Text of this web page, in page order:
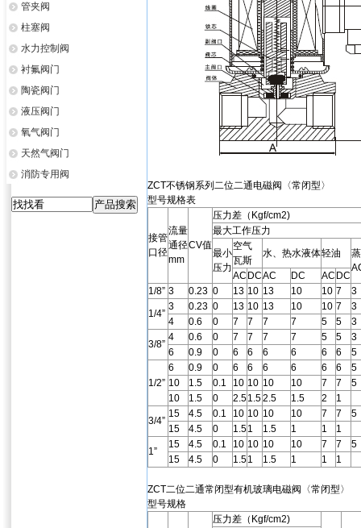
管夹阀
柱塞阀
水力控制阀
衬氟阀门
陶瓷阀门
液压阀门
氧气阀门
天然气阀门
消防专用阀
ZCT不锈钢系列二位二通电磁阀〈常闭型〉
型号规格表
接管
口径
流量
通径
mm
CV值
压力差（Kgf/cm2)
最大工作压力
最小
压力
空气
瓦斯
水、热水液体轻油
AC DCAC DC AC DC
1/8” 3 0.23 0 13 10 13 10 10 7
3
1/4”
3 0.23 0 13 10 13 10 10 7
3
4
0.6 0 7 7 7 7 5 5
3
3/8”
4 0.6 0 7 7 7 7 5 5
3
6
0.9 0 6 6 6 6 6 6 5
1/2”
6 0.9 0 6 6 6 6 6 6
5
10
1.5 0.1 10 10 10 10 7 7
5
10
1.5 0 2.51.52.5 1.5 2
1
3/4”
15 4.5 0.1 10 10 10 10 7 7
5
15
4.5 0 1.51 1.5 1 1
1
1”
15 4.5 0.1 10 10 10 10 7 7
5
15
4.5 0 1.51 1.5 1 1 1
ZCT二位二通常闭型有机玻璃电磁阀〈常闭型〉
型号规格
压力差（Kgf/cm2)